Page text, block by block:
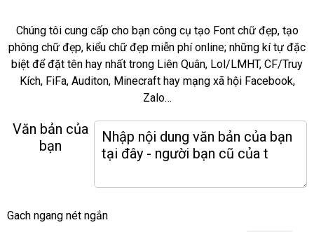
Chúng tôi cung cấp cho bạn công cụ tạo Font chữ đẹp, tạo
phông chữ đẹp, kiểu chữ đẹp miễn phí online; những kí tự đặc
biệt để đặt tên hay nhất trong Liên Quân, Lol/LMHT, CF/Truy
Kích, FiFa, Auditon, Minecraft hay mạng xã hội Facebook,
Zalo…
Văn bản của
bạn
Gach ngang nét ngắn